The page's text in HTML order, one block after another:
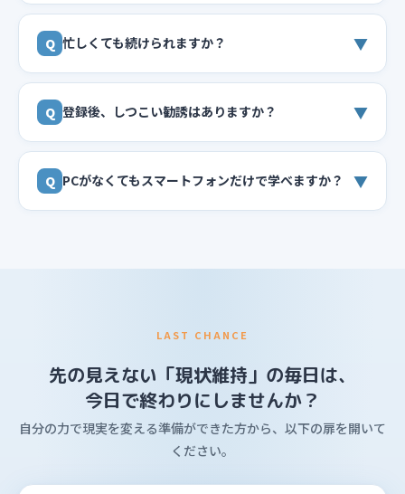
Q 忙しくても続けられますか？ ▼
Q 登録後、しつこい勧誘はありますか？ ▼
Q PCがなくてもスマートフォンだけで学べますか？ ▼
LAST CHANCE
先の見えない「現状維持」の毎日は、
今日で終わりにしませんか？
自分の力で現実を変える準備ができた方から、以下の扉を開いて
ください。